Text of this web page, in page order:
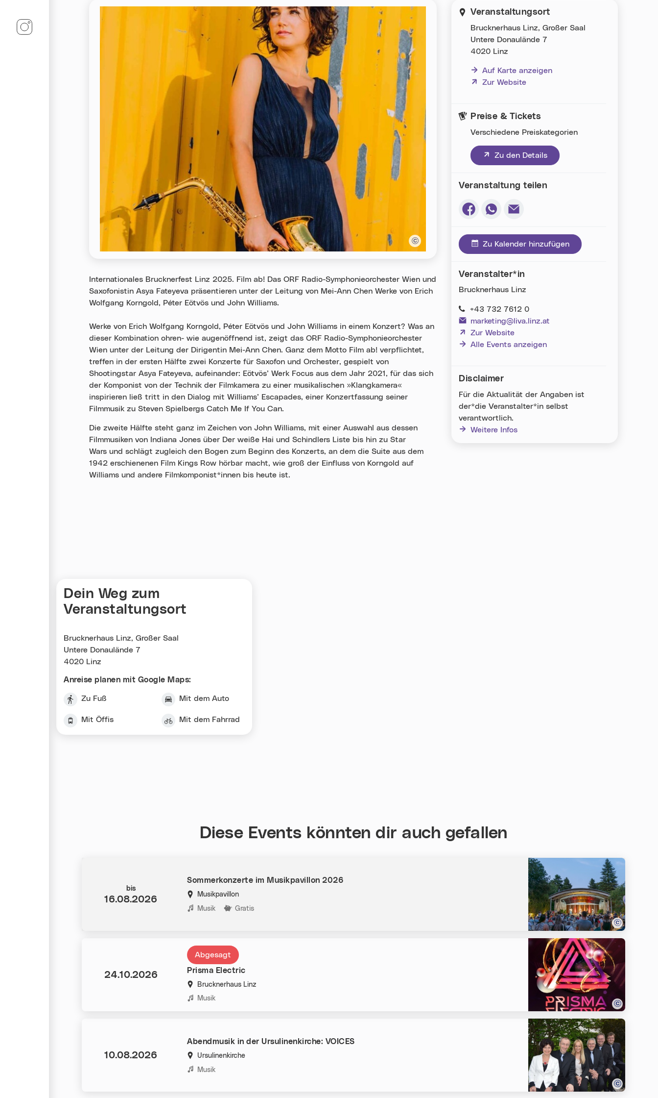
Linz-Termine auf Instagram
Internationales Brucknerfest Linz 2025. Film ab! Das ORF Radio-Symphonieorchester Wien und
Saxofonistin Asya Fateyeva präsentieren unter der Leitung von Mei-Ann Chen Werke von Erich
Wolfgang Korngold, Péter Eötvös und John Williams.
Werke von Erich Wolfgang Korngold, Péter Eötvös und John Williams in einem Konzert? Was an
dieser Kombination ohren- wie augenöffnend ist, zeigt das ORF Radio-Symphonieorchester
Wien unter der Leitung der Dirigentin Mei-Ann Chen. Ganz dem Motto Film ab! verpflichtet,
treffen in der ersten Hälfte zwei Konzerte für Saxofon und Orchester, gespielt von
Shootingstar Asya Fateyeva, aufeinander: Eötvös’ Werk Focus aus dem Jahr 2021, für das sich
der Komponist von der Technik der Filmkamera zu einer musikalischen »Klangkamera«
inspirieren ließ tritt in den Dialog mit Williams’ Escapades, einer Konzertfassung seiner
Filmmusik zu Steven Spielbergs Catch Me If You Can.
Die zweite Hälfte steht ganz im Zeichen von John Williams, mit einer Auswahl aus dessen
Filmmusiken von Indiana Jones über Der weiße Hai und Schindlers Liste bis hin zu Star
Wars und schlägt zugleich den Bogen zum Beginn des Konzerts, an dem die Suite aus dem
1942 erschienenen Film Kings Row hörbar macht, wie groß der Einfluss von Korngold auf
Williams und andere Filmkomponist*innen bis heute ist.
Veranstaltungsort
Brucknerhaus Linz, Großer Saal
Untere Donaulände 7
4020 Linz
Auf Karte anzeigen
Zur Website
(neues Fenster)
Preise & Tickets
Verschiedene Preiskategorien
Zu den Details
(neues Fenster)
Veranstaltung teilen
Zu Kalender hinzufügen
Veranstalter*in
Brucknerhaus Linz
+43 732 7612 0
marketing@liva.linz.at
Zur Website
(neues Fenster)
Alle Events anzeigen
Disclaimer
Für die Aktualität der Angaben ist
der*die Veranstalter*in selbst
verantwortlich.
Weitere Infos
Dein Weg zum
Veranstaltungsort
Brucknerhaus Linz, Großer Saal
Untere Donaulände 7
4020 Linz
Anreise planen mit Google Maps:
Zu Fuß Mit dem Auto
Mit Öffis Mit dem Fahrrad
Diese Events könnten dir auch gefallen
Sommerkonzerte im Musikpavillon 2026
Musikpavillon
Kategorien:
Musik Gratis
Datum:
bis
16.08.2026
Abgesagt
Prisma Electric
Brucknerhaus Linz
Kategorien:
Musik
Datum:
24.10.2026
Abendmusik in der Ursulinenkirche: VOICES
Ursulinenkirche
Kategorien:
Musik
Datum:
10.08.2026